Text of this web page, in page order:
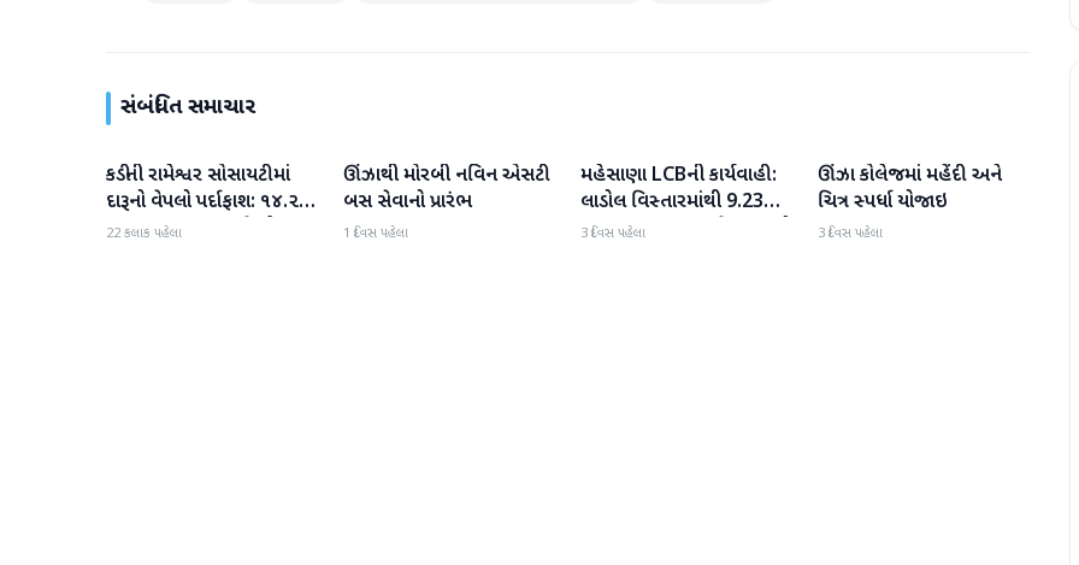
સંબંધિત સમાચાર
મહેસાણા
કડીની રામેશ્વર સોસાયટીમાં
દારૂનો વેપલો પર્દાફાશ: ૧૪.૨૨
લાખના મુદ્દામાલ સાથે એક
22 કલાક પહેલા
મહેસાણા
ઊંઝાથી મોરબી નવિન એસટી
બસ સેવાનો પ્રારંભ
1 દિવસ પહેલા
મહેસાણા
મહેસાણા LCBની કાર્યવાહી:
લાડોલ વિસ્તારમાંથી 9.23
લાખના મુદ્દામાલ સાથે 2 શખ્સો
3 દિવસ પહેલા
મહેસાણા
ઊંઝા કોલેજમાં મહેંદી અને
ચિત્ર સ્પર્ધા યોજાઇ
3 દિવસ પહેલા